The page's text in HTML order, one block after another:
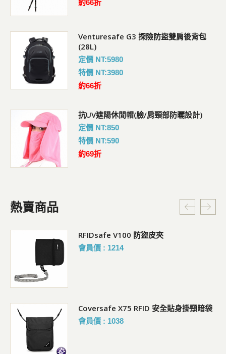
約66折
Venturesafe G3 探險防盜雙肩後背包
(28L)
定價 NT:5980
特價 NT:3980
約66折
抗UV遮陽休閒帽(臉/肩頸部防曬設計)
定價 NT:850
特價 NT:590
約69折
熱賣商品
RFIDsafe V100 防盜皮夾
會員價 : 1214
Coversafe X75 RFID 安全貼身掛頸暗袋
會員價 : 1038